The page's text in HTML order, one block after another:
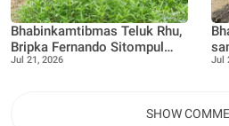
Bhabinkamtibmas Teluk Rhu,
Bripka Fernando Sitompul
terus dukung Warga dalam
Jul 21, 2026 Jul
SHOW